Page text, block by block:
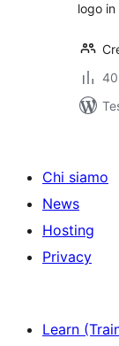
logo
Chi siamo
News
Hosting
Privacy
Learn